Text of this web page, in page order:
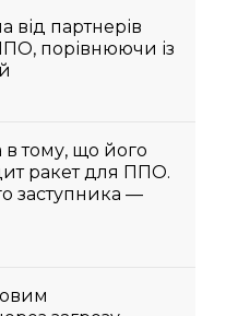
від партнерів
порівнюючи із
в тому, що його
ракет для ППО.
заступника —